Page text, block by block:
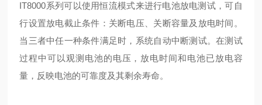
IT8000系列可以使用恒流模式来进行电池放电测试，可自
行设置放电截止条件：关断电压、关断容量及放电时间。
当三者中任一种条件满足时，系统自动中断测试。在测试
过程中可以观测电池的电压，放电时间和电池已放电容
量，反映电池的可靠度及其剩余寿命。